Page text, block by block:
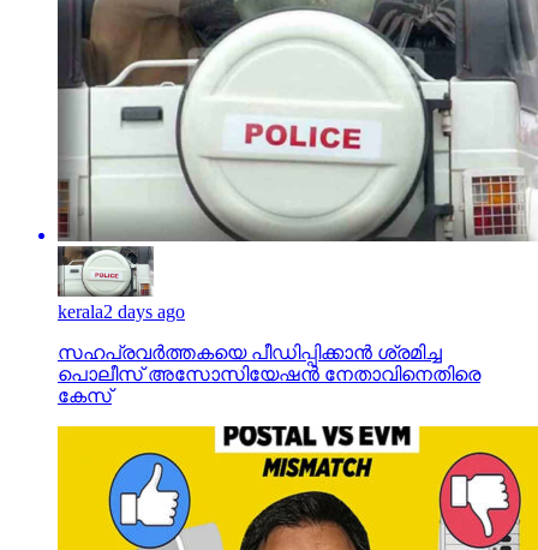
kerala2 days ago
സഹപ്രവര്‍ത്തകയെ പീഡിപ്പിക്കാന്‍ ശ്രമിച്ച
പൊലീസ് അസോസിയേഷന്‍ നേതാവിനെതിരെ
കേസ്